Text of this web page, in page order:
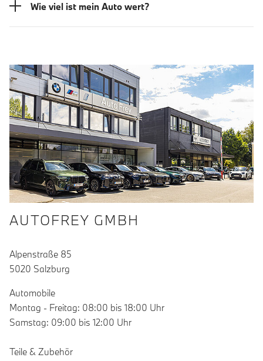
Wie viel ist mein Auto wert?
AUTOFREY GMBH
Alpenstraße 85
5020 Salzburg
Automobile
Montag - Freitag: 08:00 bis 18:00 Uhr
Samstag: 09:00 bis 12:00 Uhr
Teile & Zubehör